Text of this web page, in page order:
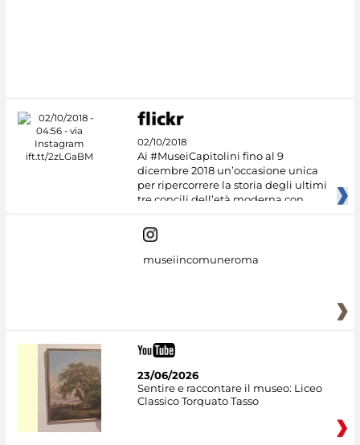
02/10/2018
Ai #MuseiCapitolini fino al 9
dicembre 2018 un’occasione unica
per ripercorrere la storia degli ultimi
tre concili dell’età moderna con
museiincomuneroma
23/06/2026
Sentire e raccontare il museo: Liceo
Classico Torquato Tasso